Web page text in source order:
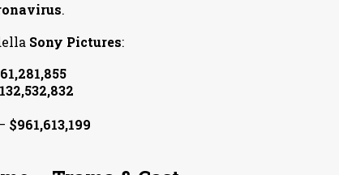
.
Sony Pictures:
$961,613,199